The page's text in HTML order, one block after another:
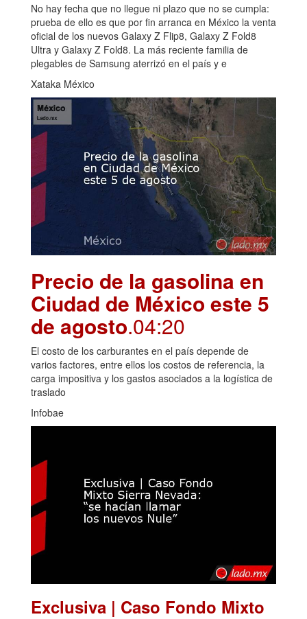
No hay fecha que no llegue ni plazo que no se cumpla:
prueba de ello es que por fin arranca en México la venta
oficial de los nuevos Galaxy Z Flip8, Galaxy Z Fold8
Ultra y Galaxy Z Fold8. La más reciente familia de
plegables de Samsung aterrizó en el país y e
Xataka México
Precio de la gasolina en
Ciudad de México este 5
de agosto.04:20
El costo de los carburantes en el país depende de
varios factores, entre ellos los costos de referencia, la
carga impositiva y los gastos asociados a la logística de
traslado
Infobae
Exclusiva | Caso Fondo Mixto